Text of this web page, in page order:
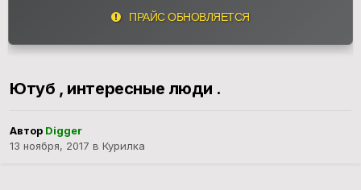
ПРАЙС ОБНОВЛЯЕТСЯ
Ютуб , интересные люди .
Автор Digger
13 ноября, 2017 в Курилка